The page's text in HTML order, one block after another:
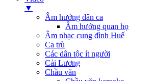
▼
Âm hưởng dân ca
Âm hưởng quan họ
Âm nhạc cung đình Huế
Ca trù
Các dân tộc ít người
Cải Lương
Chầu văn